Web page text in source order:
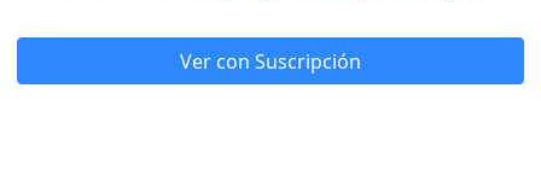
Ver con Suscripción